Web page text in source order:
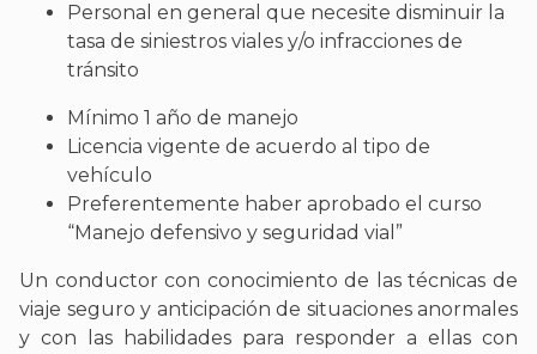
Personal en general que necesite disminuir la
tasa de siniestros viales y/o infracciones de
tránsito
Mínimo 1 año de manejo
Licencia vigente de acuerdo al tipo de
vehículo
Preferentemente haber aprobado el curso
“Manejo defensivo y seguridad vial”
Un conductor con conocimiento de las técnicas de
viaje seguro y anticipación de situaciones anormales
y con las habilidades para responder a ellas con